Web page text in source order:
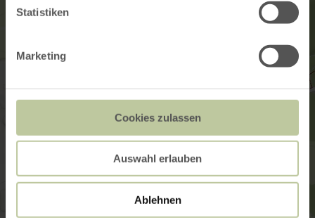
Statistiken
Marketing
Cookies zulassen
Auswahl erlauben
Ablehnen